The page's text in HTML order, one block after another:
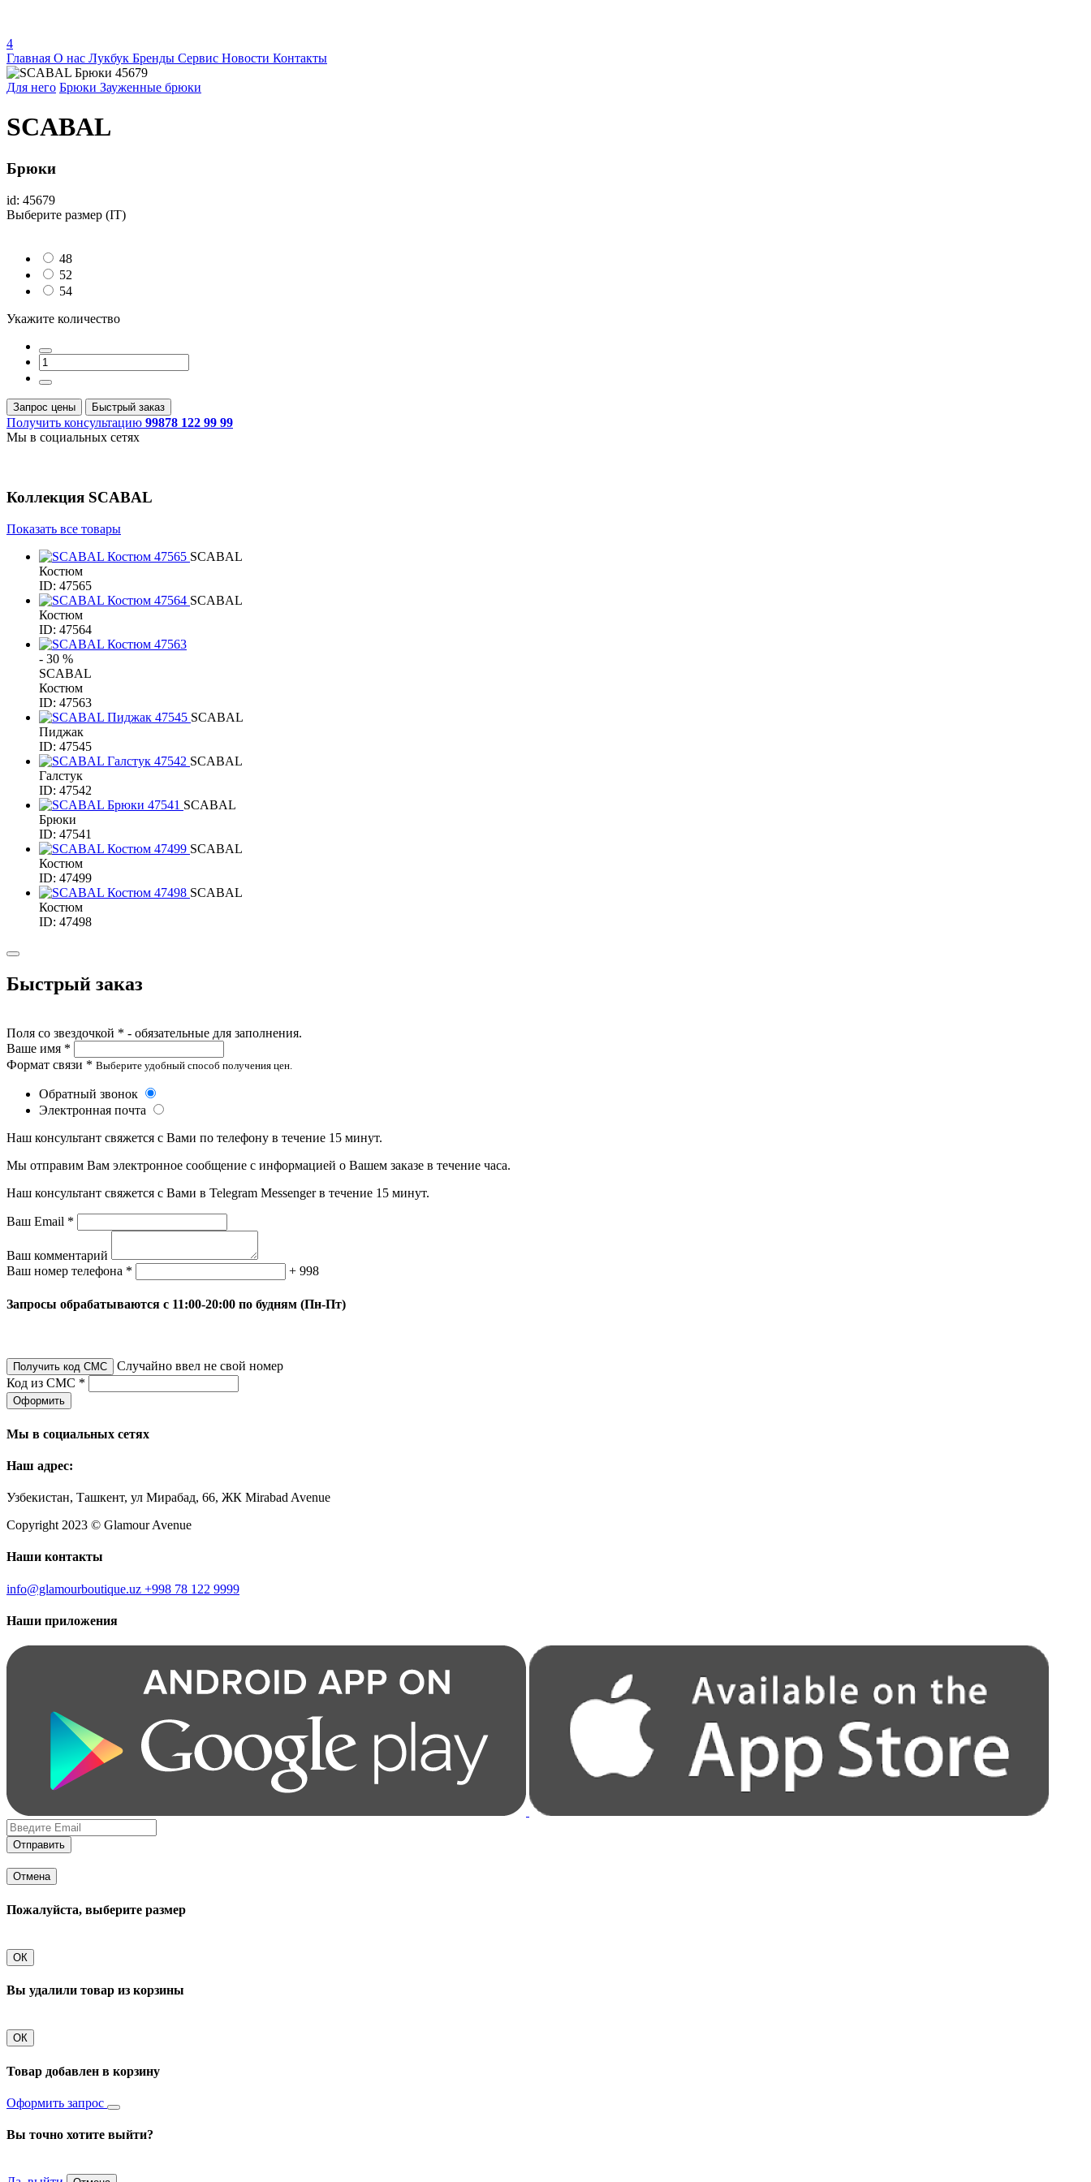
4
Главная О нас Лукбук Бренды Сервис Новости Контакты
Для него Брюки Зауженные брюки
SCABAL
Брюки
id: 45679
Выберите размер (IT)
48
52
54
Укажите количество
Запрос цены Быстрый заказ
Получить консультацию 99878 122 99 99
Мы в социальных сетях
Коллекция SCABAL
Показать все товары
SCABAL
Костюм
ID: 47565
SCABAL
Костюм
ID: 47564
- 30 %
SCABAL
Костюм
ID: 47563
SCABAL
Пиджак
ID: 47545
SCABAL
Галстук
ID: 47542
SCABAL
Брюки
ID: 47541
SCABAL
Костюм
ID: 47499
SCABAL
Костюм
ID: 47498
Быстрый заказ
Поля со звездочкой * - обязательные для заполнения.
Ваше имя *
Формат связи * Выберите удобный способ получения цен.
Обратный звонок
Электронная почта
Наш консультант свяжется с Вами по телефону в течение 15 минут.
Мы отправим Вам электронное сообщение с информацией о Вашем заказе в течение часа.
Наш консультант свяжется с Вами в Telegram Messenger в течение 15 минут.
Ваш Email *
Ваш комментарий
Ваш номер телефона *
+ 998
Запросы обрабатываются с 11:00-20:00 по будням (Пн-Пт)
Получить код СМС
Случайно ввел не свой номер
Код из СМС *
Оформить
Мы в социальных сетях
Наш адрес:
Узбекистан, Ташкент, ул Мирабад, 66, ЖК Mirabad Avenue
Copyright 2023 © Glamour Avenue
Наши контакты
info@glamourboutique.uz +998 78 122 9999
Наши приложения
Отправить
Отмена
Пожалуйста, выберите размер
ОК
Вы удалили товар из корзины
ОК
Товар добавлен в корзину
Оформить запрос
Вы точно хотите выйти?